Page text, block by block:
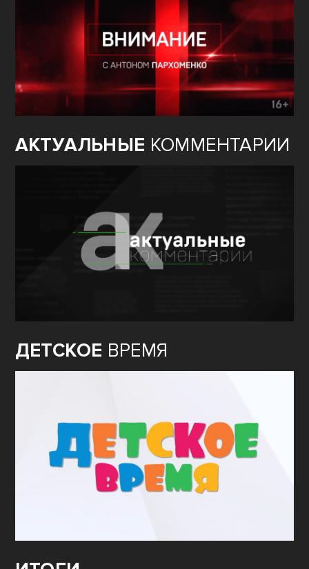
АКТУАЛЬНЫЕ КОММЕНТАРИИ
ДЕТСКОЕ ВРЕМЯ